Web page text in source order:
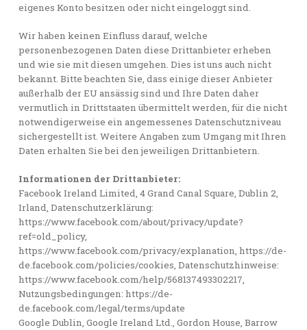
eigenes Konto besitzen oder nicht eingeloggt sind.
Wir haben keinen Einfluss darauf, welche
personenbezogenen Daten diese Drittanbieter erheben
und wie sie mit diesen umgehen. Dies ist uns auch nicht
bekannt. Bitte beachten Sie, dass einige dieser Anbieter
außerhalb der EU ansässig sind und Ihre Daten daher
vermutlich in Drittstaaten übermittelt werden, für die nicht
notwendigerweise ein angemessenes Datenschutzniveau
sichergestellt ist. Weitere Angaben zum Umgang mit Ihren
Daten erhalten Sie bei den jeweiligen Drittanbietern.
Informationen der Drittanbieter:
Facebook Ireland Limited, 4 Grand Canal Square, Dublin 2,
Irland, Datenschutzerklärung:
https://www.facebook.com/about/privacy/update?
ref=old_policy,
https://www.facebook.com/privacy/explanation, https://de-
de.facebook.com/policies/cookies, Datenschutzhinweise:
https://www.facebook.com/help/568137493302217,
Nutzungsbedingungen: https://de-
de.facebook.com/legal/terms/update
Google Dublin, Google Ireland Ltd., Gordon House, Barrow